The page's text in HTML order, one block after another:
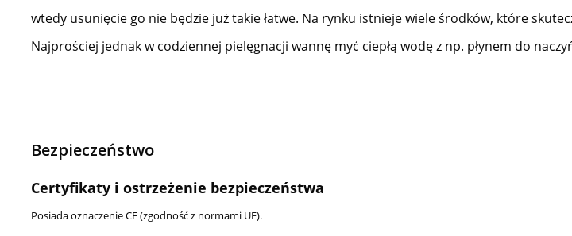
wtedy usunięcie go nie będzie już takie łatwe. Na rynku istnieje wiele środków, które
Najprościej jednak w codziennej pielęgnacji wannę myć ciepłą wodę z np. płynem do
Bezpieczeństwo
Certyfikaty i ostrzeżenie bezpieczeństwa
Posiada oznaczenie CE (zgodność z normami UE).